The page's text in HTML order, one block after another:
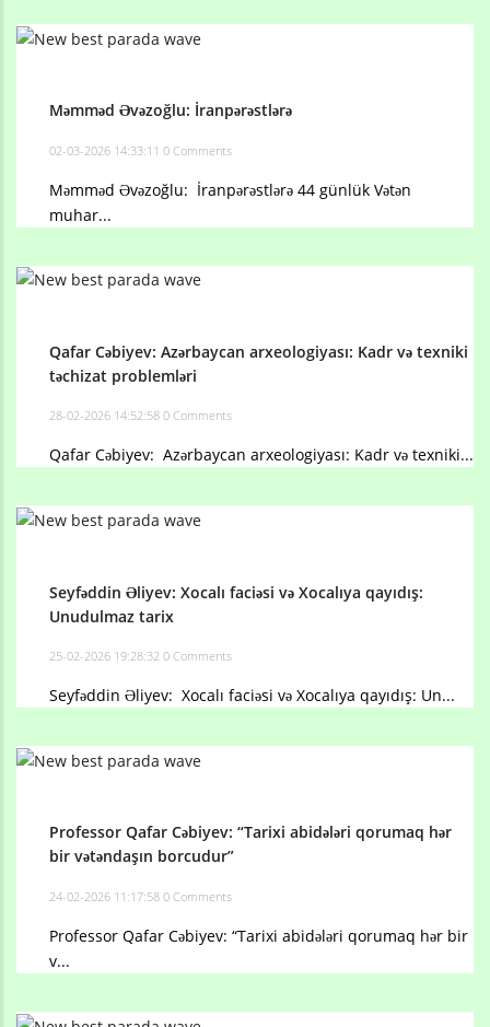
Məmməd Əvəzoğlu: İranpərəstlərə
02-03-2026 14:33:11 0 Comments
Məmməd Əvəzoğlu: İranpərəstlərə 44 günlük Vətən
muhar...
Qafar Cəbiyev: Azərbaycan arxeologiyası: Kadr və texniki
təchizat problemləri
28-02-2026 14:52:58 0 Comments
Qafar Cəbiyev: Azərbaycan arxeologiyası: Kadr və texniki...
Seyfəddin Əliyev: Xocalı faciəsi və Xocalıya qayıdış:
Unudulmaz tarix
25-02-2026 19:28:32 0 Comments
Seyfəddin Əliyev: Xocalı faciəsi və Xocalıya qayıdış: Un...
Professor Qafar Cəbiyev: “Tarixi abidələri qorumaq hər
bir vətəndaşın borcudur”
24-02-2026 11:17:58 0 Comments
Professor Qafar Cəbiyev: “Tarixi abidələri qorumaq hər bir
v...